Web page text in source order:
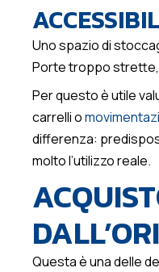
Uno spazio di
Porte troppo strette,
Per questo è utile
carrelli o
differenza:
molto l’utilizzo reale.
Questa è una delle